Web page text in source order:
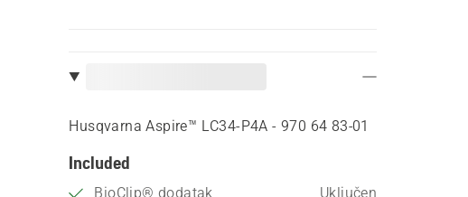
Husqvarna Aspire™ LC34-P4A - 970 64 83‑01
Included
BioClip® dodatak Uključen